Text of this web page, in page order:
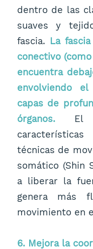
dentro de las
suaves y
fascia. La
conectivo
encuentra
envolviendo
capas de
órganos. El
técnicas de
somático (Shin
a liberar la
genera más
movimiento en
6. Mejora la